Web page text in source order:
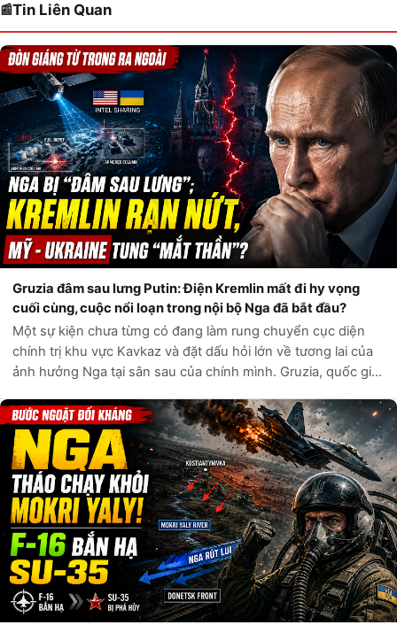
Tin Liên Quan
Gruzia đâm sau lưng Putin: Điện Kremlin mất đi hy vọng
cuối cùng, cuộc nổi loạn trong nội bộ Nga đã bắt đầu?
Một sự kiện chưa từng có đang làm rung chuyển cục diện
chính trị khu vực Kavkaz và đặt dấu hỏi lớn về tương lai của
ảnh hưởng Nga tại sân sau của chính mình. Gruzia, quốc gia
bàn cờ địa chín...